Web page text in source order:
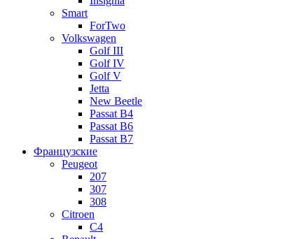
Smart
ForTwo
Volkswagen
Golf III
Golf IV
Golf V
Jetta
New Beetle
Passat B4
Passat B6
Passat B7
Французские
Peugeot
207
307
308
Citroen
C4